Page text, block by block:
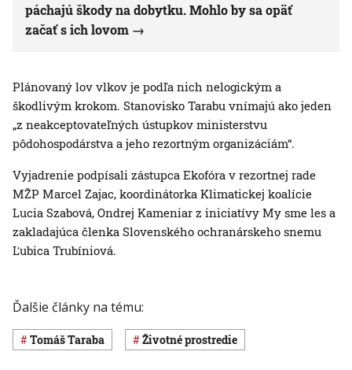
páchajú škody na dobytku. Mohlo by sa opäť
začať s ich lovom
Plánovaný lov vlkov je podľa nich nelogickým a
škodlivým krokom. Stanovisko Tarabu vnímajú ako jeden
„z neakceptovateľných ústupkov ministerstvu
pôdohospodárstva a jeho rezortným organizáciám“.
Vyjadrenie podpísali zástupca Ekofóra v rezortnej rade
MŽP Marcel Zajac, koordinátorka Klimatickej koalície
Lucia Szabová, Ondrej Kameniar z iniciatívy My sme les a
zakladajúca členka Slovenského ochranárskeho snemu
Ľubica Trubíniová.
Ďalšie články na tému:
Tomáš Taraba Životné prostredie